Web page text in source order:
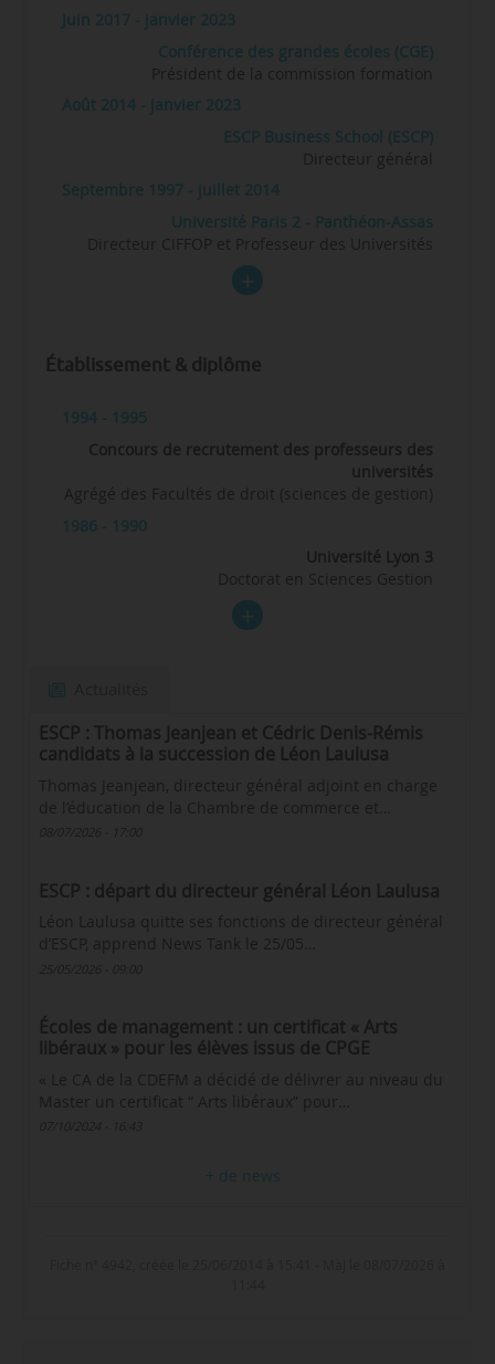
Juin 2017 - janvier 2023
Conférence des grandes écoles (CGE)
Président de la commission formation
Août 2014 - janvier 2023
ESCP Business School (ESCP)
Directeur général
Septembre 1997 - juillet 2014
Université Paris 2 - Panthéon-Assas
Directeur CIFFOP et Professeur des Universités
Établissement & diplôme
1994 - 1995
Concours de recrutement des professeurs des
universités
Agrégé des Facultés de droit (sciences de gestion)
1986 - 1990
Université Lyon 3
Doctorat en Sciences Gestion
ESCP : Thomas Jeanjean et Cédric Denis-Rémis
candidats à la succession de Léon Laulusa
Thomas Jeanjean, directeur général adjoint en charge
de l’éducation de la Chambre de commerce et…
08/07/2026 - 17:00
ESCP : départ du directeur général Léon Laulusa
Léon Laulusa quitte ses fonctions de directeur général
d’ESCP, apprend News Tank le 25/05…
Écoles de management : un certificat « Arts
libéraux » pour les élèves issus de CPGE
« Le CA de la CDEFM a décidé de délivrer au niveau du
Master un certificat “ Arts libéraux” pour…
+ de news